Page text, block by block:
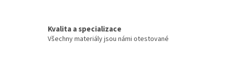
k
y
Kvalita a specializace
Všechny materiály jsou námi otestované